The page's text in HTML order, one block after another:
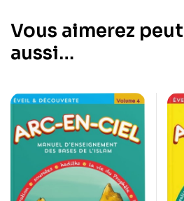
Vous aimerez
aussi…